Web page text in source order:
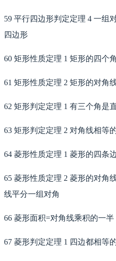
59 平行四边形判定定理 4 一组
四边形
60 矩形性质定理 1 矩形的四个
61 矩形性质定理 2 矩形的对角
62 矩形判定定理 1 有三个角是
63 矩形判定定理 2 对角线相等
64 菱形性质定理 1 菱形的四条
65 菱形性质定理 2 菱形的对角
线平分一组对角
66 菱形面积=对角线乘积的一半
67 菱形判定定理 1 四边都相等